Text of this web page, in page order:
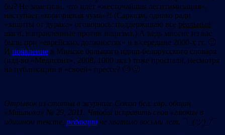
бы? Не заметили, что идёт «жесточайшая легитимизация»,
наступает «коричневая чума»?! (Сарказм, однако ради
«защиты от дурака» оговорюсь: поддерживаю все реальные
шаги, направленные против нацизма.) А ведь многие из вас
были при «еврейских должностях» и в середине 2000-х гг. 🙂
И появление в Минске большого идиш-белорусского словаря
(изд-во «Медисонт», 2008, 1000 экз.) тоже проспали, несмотря
на публикации в «своей» прессе? 🙂 🙂
Отрывок из статьи в журнале Cоюза бел. евр. общин
«Мишпоха» № 29, 2011. Чтобы исправить cвои «глюки» в
идишном тексте, редакции не хватило восьми лет. ¯\_(ツ)_/¯